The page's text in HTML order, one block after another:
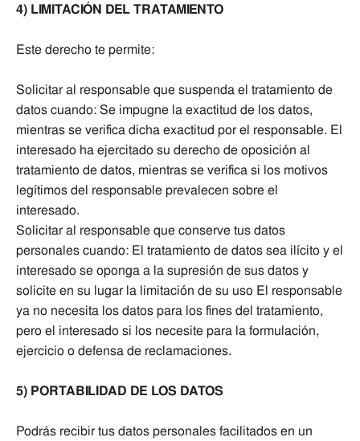
4) LIMITACIÓN DEL TRATAMIENTO
Este derecho te permite:
Solicitar al responsable que suspenda el tratamiento de
datos cuando: Se impugne la exactitud de los datos,
mientras se verifica dicha exactitud por el responsable. El
interesado ha ejercitado su derecho de oposición al
tratamiento de datos, mientras se verifica si los motivos
legítimos del responsable prevalecen sobre el
interesado.
Solicitar al responsable que conserve tus datos
personales cuando: El tratamiento de datos sea ilícito y el
interesado se oponga a la supresión de sus datos y
solicite en su lugar la limitación de su uso El responsable
ya no necesita los datos para los fines del tratamiento,
pero el interesado si los necesite para la formulación,
ejercicio o defensa de reclamaciones.
5) PORTABILIDAD DE LOS DATOS
Podrás recibir tus datos personales facilitados en un